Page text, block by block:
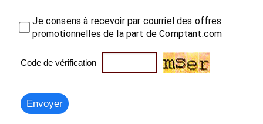
Je consens à recevoir par courriel des offres
promotionnelles de la part de Comptant.com
Code de vérification